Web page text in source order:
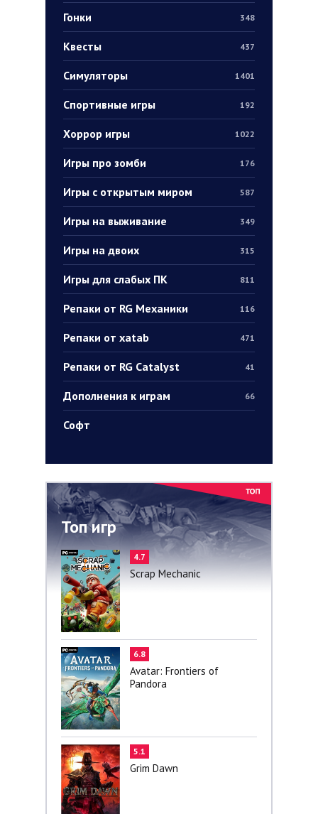
Гонки 348
Квесты 437
Симуляторы 1401
Спортивные игры 192
Хоррор игры 1022
Игры про зомби 176
Игры с открытым миром 587
Игры на выживание 349
Игры на двоих 315
Игры для слабых ПК 811
Репаки от RG Механики 116
Репаки от xatab 471
Репаки от RG Catalyst 41
Дополнения к играм 66
Софт
Топ игр
4.7
Scrap Mechanic
6.8
Avatar: Frontiers of
Pandora
5.1
Grim Dawn